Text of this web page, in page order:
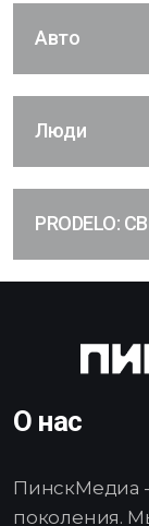
Авто
Люди
PRODELO:
О нас
ПинскМедиа
поколения.